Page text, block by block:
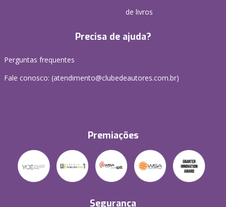
de livros
Precisa de ajuda?
Perguntas frequentes
Fale conosco: (atendimento@clubedeautores.com.br)
Premiações
Segurança